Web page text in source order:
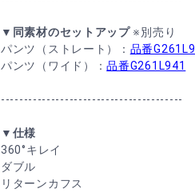
▼同素材のセットアップ※別売り
パンツ（ストレート）： 品番
パンツ（ワイド）：品番G261L941
----------------------------------------
▼仕様
360°キレイ
ダブル
リターンカフス